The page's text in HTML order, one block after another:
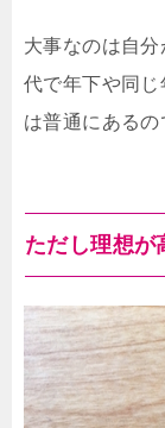
大事なのは自
代で年下や同じ
は普通にあるの
ただし理想が